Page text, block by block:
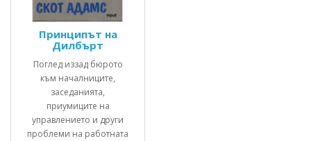
Принципът на
Дилбърт
Поглед иззад бюрото
към началниците,
заседанията,
приумиците на
управлението и други
проблеми на работната